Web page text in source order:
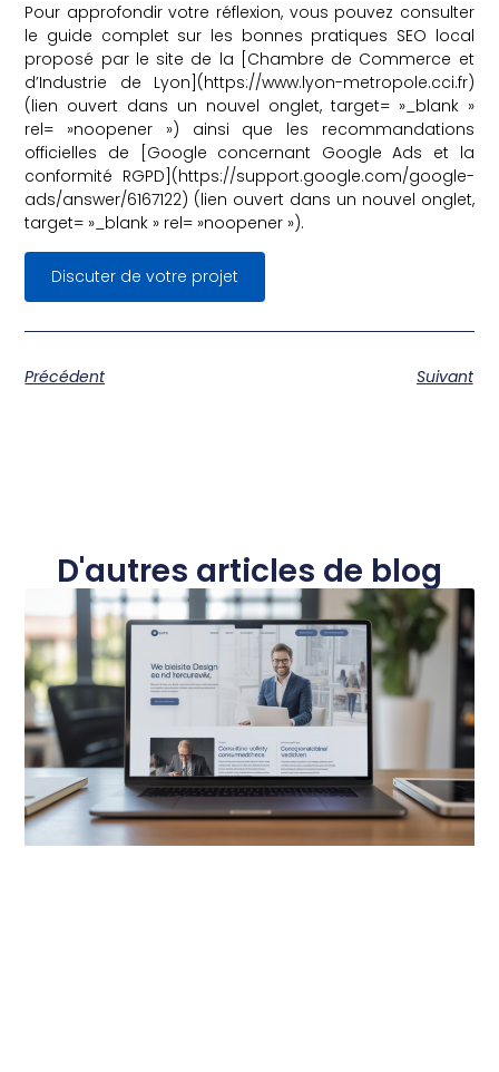
Pour approfondir votre réflexion, vous pouvez consulter
le guide complet sur les bonnes pratiques SEO local
proposé par le site de la [Chambre de Commerce et
d’Industrie de Lyon](https://www.lyon-metropole.cci.fr)
(lien ouvert dans un nouvel onglet, target= »_blank »
rel= »noopener ») ainsi que les recommandations
officielles de [Google concernant Google Ads et la
conformité RGPD](https://support.google.com/google-
ads/answer/6167122) (lien ouvert dans un nouvel onglet,
target= »_blank » rel= »noopener »).
Discuter de votre projet
Précédent Suivant
D'autres articles de blog